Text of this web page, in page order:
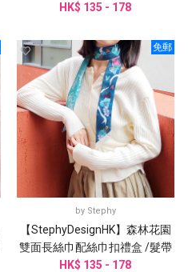
HK$ 135 - 178
免郵
by Stephy
【StephyDesignHK】森林花園
雙面長絲巾配絲巾扣禮盒 /髮帶
/ 領巾 / 圍巾
HK$ 135 - 178